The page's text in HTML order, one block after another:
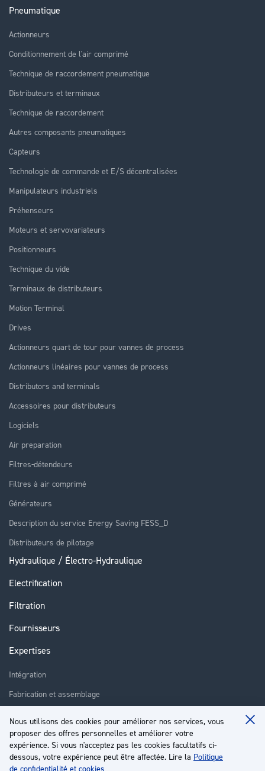
Nous utilisons des cookies pour améliorer nos services, vous
proposer des offres personnelles et améliorer votre
expérience. Si vous n'acceptez pas les cookies facultatifs ci-
dessous, votre expérience peut être affectée. Lire la Politique
de confidentialité et cookies
Pneumatique
Actionneurs
Conditionnement de l'air comprimé
Technique de raccordement pneumatique
Distributeurs et terminaux
Technique de raccordement
Autres composants pneumatiques
Capteurs
Technologie de commande et E/S décentralisées
Manipulateurs industriels
Préhenseurs
Moteurs et servovariateurs
Positionneurs
Technique du vide
Terminaux de distributeurs
Motion Terminal
Drives
Actionneurs quart de tour pour vannes de process
Actionneurs linéaires pour vannes de process
Distributors and terminals
Accessoires pour distributeurs
Logiciels
Air preparation
Filtres-détendeurs
Filtres à air comprimé
Générateurs
Description du service Energy Saving FESS_D
Distributeurs de pilotage
Hydraulique / Électro-Hydraulique
Electrification
Filtration
Fournisseurs
Expertises
Intégration
Fabrication et assemblage
Réparation
Formation